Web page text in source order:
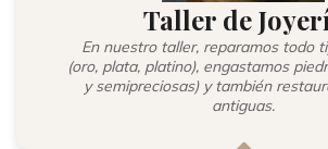
Taller de
En nuestro taller, reparamos todo
(oro, plata, platino), engastamos
y semipreciosas) y también
antiguas.